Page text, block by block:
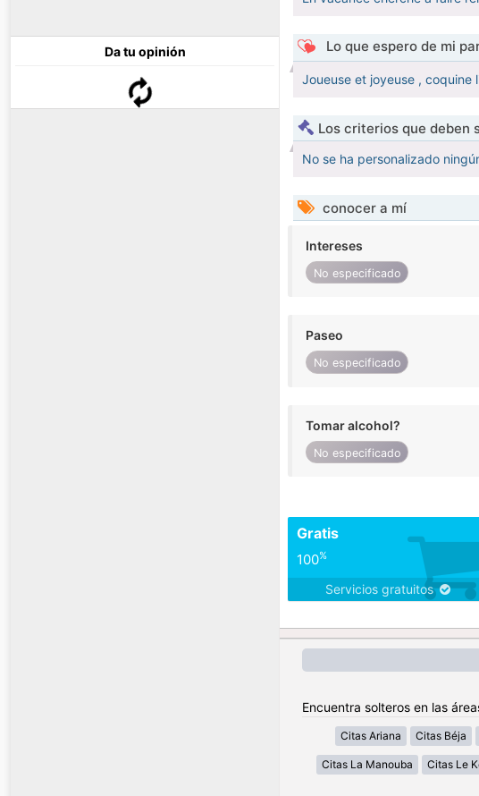
Da tu opinión Lo que espero de mi
Joueuse et joyeuse , coquine
Los criterios que deben
No se ha personalizado
conocer a mí
Intereses
No especificado
Paseo
No especificado
Tomar alcohol?
No especificado
Gratis
100%
Servicios gratuitos
Encuentra solteros en las
Citas Ariana Citas Béja
Citas La Manouba Citas Le